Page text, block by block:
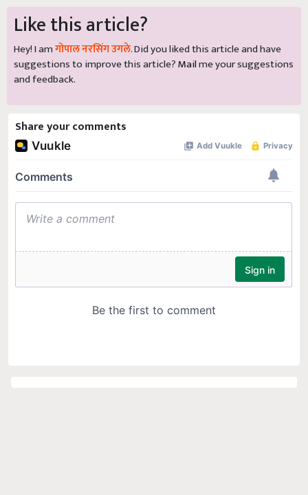
Like this article?
Hey! I amगोपाल नरसिंग उगले. Did you liked this article and have
suggestions to improve this article?Mailme your suggestions
and feedback.
Share your comments